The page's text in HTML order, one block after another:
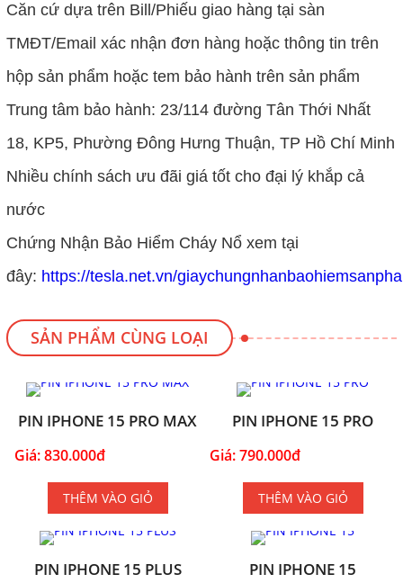
Căn cứ dựa trên Bill/Phiếu giao hàng tại sàn
TMĐT/Email xác nhận đơn hàng hoặc thông tin trên
hộp sản phẩm hoặc tem bảo hành trên sản phẩm
Trung tâm bảo hành: 23/114 đường Tân Thới Nhất
18, KP5, Phường Đông Hưng Thuận, TP Hồ Chí Minh
Nhiều chính sách ưu đãi giá tốt cho đại lý khắp cả
nước
Chứng Nhận Bảo Hiểm Cháy Nổ xem tại
đây: https://tesla.net.vn/
SẢN PHẨM CÙNG LOẠI
PIN IPHONE 15 PRO MAX
Giá: 830.000đ
THÊM VÀO GIỎ
PIN IPHONE 15 PRO
Giá: 790.000đ
THÊM VÀO GIỎ
PIN IPHONE 15 PLUS PIN IPHONE 15